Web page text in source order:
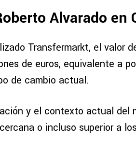
Alvarado en
Transfermarkt, el valor
de euros, equivalente a
de cambio actual.
y el contexto actual del
o incluso superior a